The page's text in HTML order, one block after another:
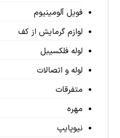
فویل آلومینیوم
لوازم گرمایش از کف
لوله فلکسیبل
لوله و اتصالات
متفرقات
مهره
نیوپایپ